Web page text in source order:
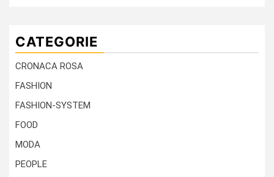
CATEGORIE
CRONACA ROSA
FASHION
FASHION-SYSTEM
FOOD
MODA
PEOPLE